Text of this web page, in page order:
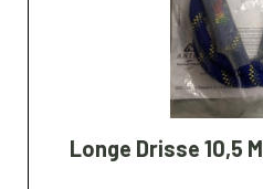
Longe Drisse 10,5